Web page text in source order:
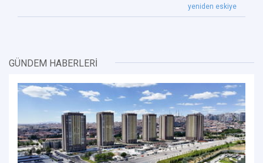
yeniden eskiye
GÜNDEM HABERLERİ